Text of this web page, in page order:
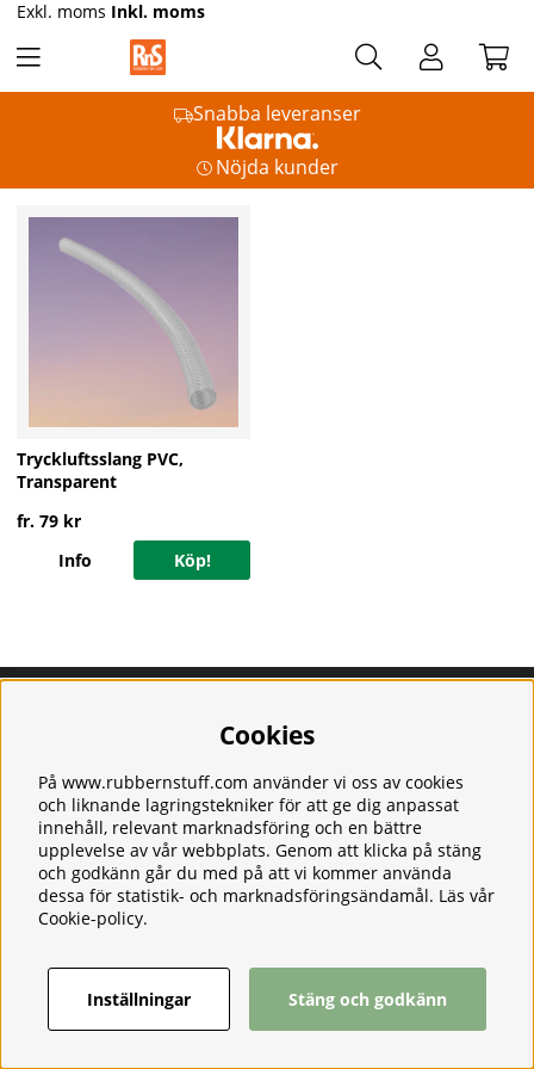
Snabba leveranser
Nöjda kunder
Exkl. moms Inkl. moms
Tryckluftsslang PVC,
Transparent
fr. 79 kr
Köp!
Info
Integritetspolicy
Kontakt
Kundservice
Köpvillkor
Tjänster
Våra produkter
Cookies
På www.rubbernstuff.com använder vi oss av cookies
och liknande lagringstekniker för att ge dig anpassat
innehåll, relevant marknadsföring och en bättre
upplevelse av vår webbplats. Genom att klicka på stäng
och godkänn går du med på att vi kommer använda
dessa för statistik- och marknadsföringsändamål. Läs vår
Cookie-policy.
Inställningar Stäng och godkänn